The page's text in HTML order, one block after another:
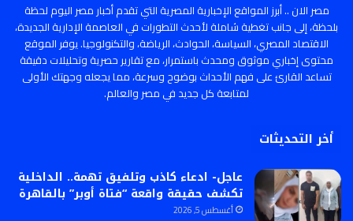
مصر الان .. أبرز المواقع الإخبارية المصرية التي تقدم أخبار مصر اليوم لحظة
بلحظة، إلى جانب تغطية شاملة لأحدث التطورات في العاصمة الإدارية الجديدة،
الاقتصاد المصري، السياسة، الحوادث، الرياضة، والتكنولوجيا. يوفر الموقع
محتوى إخباري موثوق ومحدث باستمرار، مع تقارير حصرية وتحليلات دقيقة
تساعد القارئ على فهم الأحداث بوضوح وسرعة، مما يجعله وجهتك الأولى
لمتابعة كل جديد في مصر والعالم.
أخر التحديثات
عاجل- ادعاء كاذب وتلفيق تهمة.. الداخلية
تكشف حقيقة واقعة “فتاة أوبر” بالقاهرة
أغسطس 5, 2026